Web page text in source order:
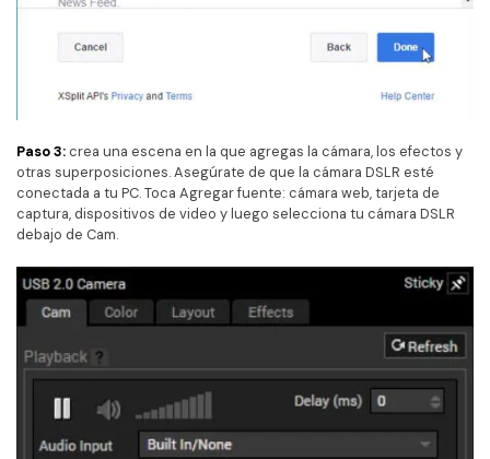
Paso 3: crea una escena en la que agregas la cámara, los efectos y
otras superposiciones. Asegúrate de que la cámara DSLR esté
conectada a tu PC. Toca Agregar fuente: cámara web, tarjeta de
captura, dispositivos de video y luego selecciona tu cámara DSLR
debajo de Cam.